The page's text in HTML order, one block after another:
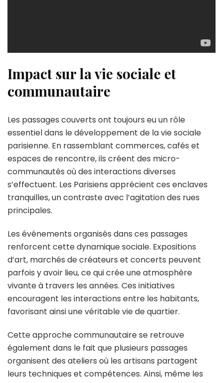
Impact sur la vie sociale et
communautaire
Les passages couverts ont toujours eu un rôle
essentiel dans le développement de la vie sociale
parisienne. En rassemblant commerces, cafés et
espaces de rencontre, ils créent des micro-
communautés où des interactions diverses
s’effectuent. Les Parisiens apprécient ces enclaves
tranquilles, un contraste avec l’agitation des rues
principales.
Les événements organisés dans ces passages
renforcent cette dynamique sociale. Expositions
d’art, marchés de créateurs et concerts peuvent
parfois y avoir lieu, ce qui crée une atmosphère
vivante à travers les années. Ces initiatives
encouragent les interactions entre les habitants,
favorisant ainsi une véritable vie de quartier.
Cette approche communautaire se retrouve
également dans le fait que plusieurs passages
organisent des ateliers où les artisans partagent
leurs techniques et compétences. Ainsi, même les